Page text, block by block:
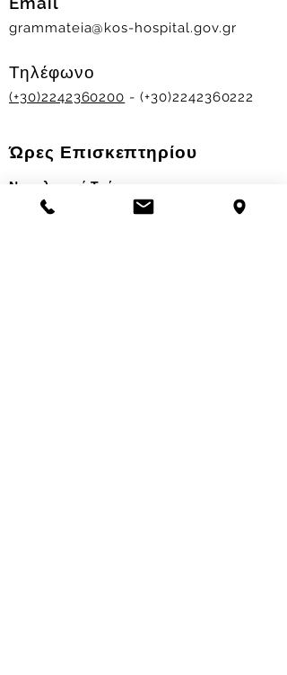
grammateia@kos-hospital.gov.gr
Τηλέφωνο
(+30)2242360200 - (+30)2242360222
Ώρες Επισκεπτηρίου
Νοσηλευτικά Τμήματα
Χειμερινό ωράριο: 11.00-13.00
17.30-19.30